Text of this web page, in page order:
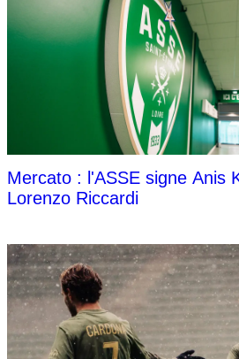
Mercato : l'ASSE signe Anis
Lorenzo Riccardi